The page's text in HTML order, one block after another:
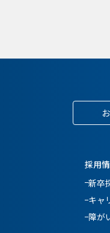
採用
新卒
キャ
障が